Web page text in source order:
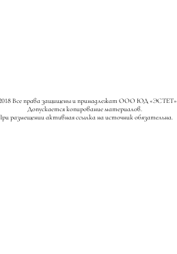
Все права защищены и принадлежат ООО ЮД «ЭСТЕТ»
Допускается копирование материалов.
размещении активная ссылка на источник обязательна.